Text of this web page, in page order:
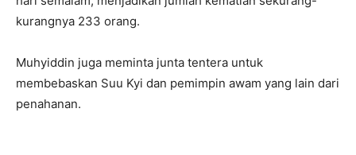
kurangnya 233 orang.
Muhyiddin juga meminta junta tentera untuk
membebaskan Suu Kyi dan pemimpin awam yang lain dari
penahanan.